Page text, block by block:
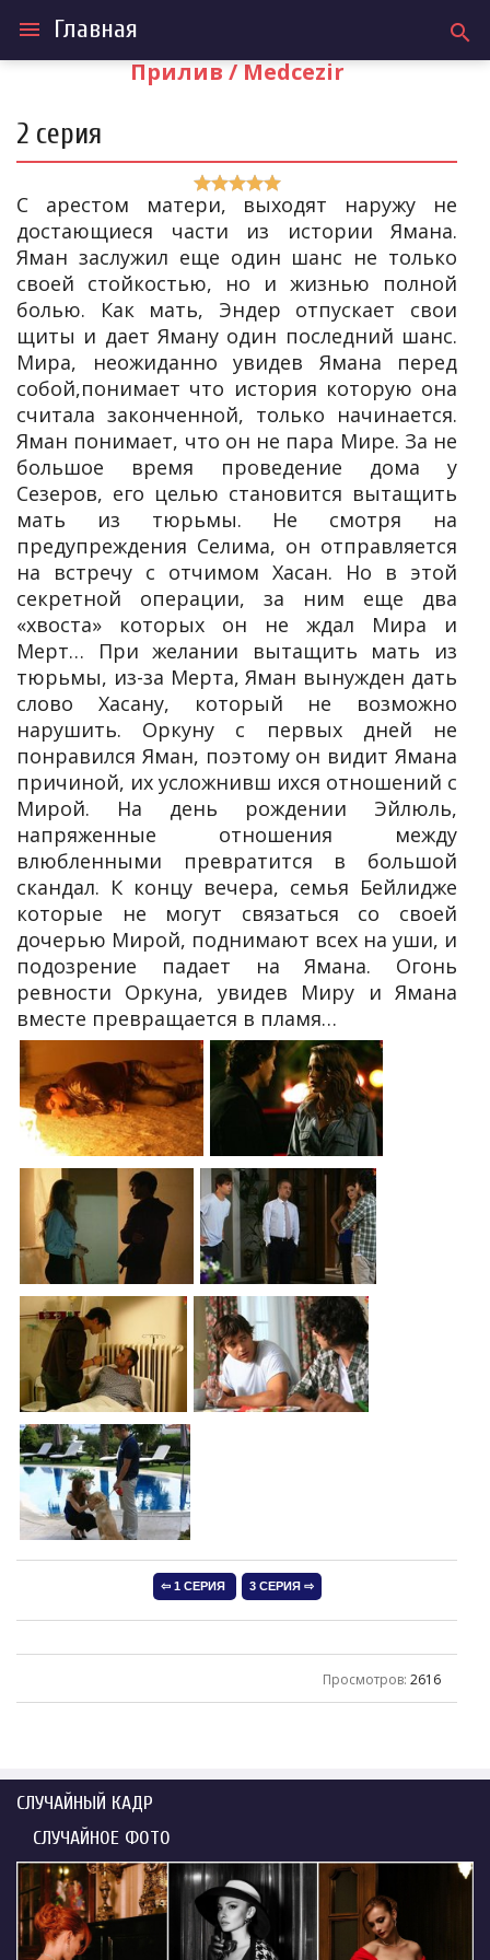
menu Главная search
Прилив / Medcezir
2 серия
С арестом матери, выходят наружу не
достающиеся части из истории Ямана.
Яман заслужил еще один шанс не только
своей стойкостью, но и жизнью полной
болью. Как мать, Эндер отпускает свои
щиты и дает Яману один последний шанс.
Мира, неожиданно увидев Ямана перед
собой,понимает что история которую она
считала законченной, только начинается.
Яман понимает, что он не пара Мире. За не
большое время проведение дома у
Сезеров, его целью становится вытащить
мать из тюрьмы. Не смотря на
предупреждения Селима, он отправляется
на встречу с отчимом Хасан. Но в этой
секретной операции, за ним еще два
«хвоста» которых он не ждал Мира и
Мерт… При желании вытащить мать из
тюрьмы, из-за Мерта, Яман вынужден дать
слово Хасану, который не возможно
нарушить. Оркуну с первых дней не
понравился Яман, поэтому он видит Ямана
причиной, их усложнивш ихся отношений с
Мирой. На день рождении Эйлюль,
напряженные отношения между
влюбленными превратится в большой
скандал. К концу вечера, семья Бейлидже
которые не могут связаться со своей
дочерью Мирой, поднимают всех на уши, и
подозрение падает на Ямана. Огонь
ревности Оркуна, увидев Миру и Ямана
вместе превращается в пламя…
Просмотров: 2616
СЛУЧАЙНЫЙ КАДР
СЛУЧАЙНОЕ ФОТО